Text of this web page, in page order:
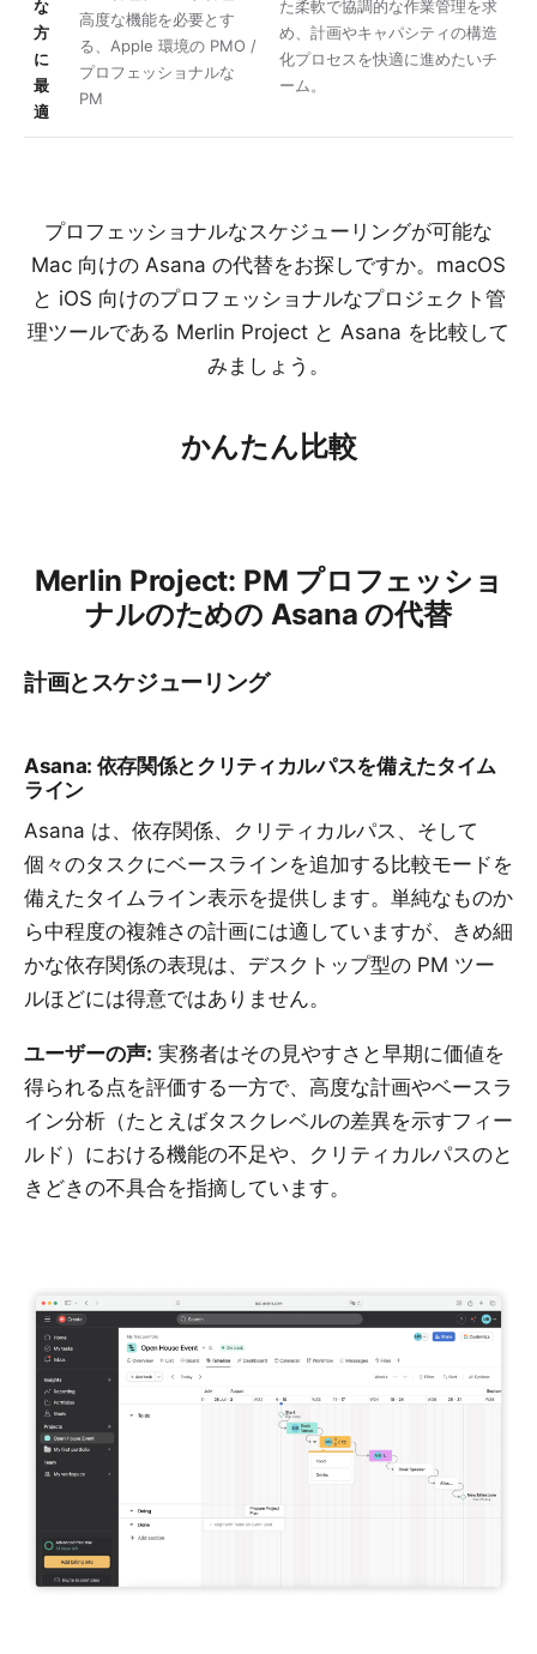
な
方
に
最
適
高度な機能を必要とす
る、Apple 環境の PMO /
プロフェッショナルな
PM
た柔軟で協調的な作業管理を求
め、計画やキャパシティの構造
化プロセスを快適に進めたいチ
ーム。
プロフェッショナルなスケジューリングが可能な
Mac 向けの Asana の代替をお探しですか。macOS
と iOS 向けのプロフェッショナルなプロジェクト管
理ツールである Merlin Project と Asana を比較して
みましょう。
かんたん比較
Merlin Project: PM プロフェッショ
ナルのための Asana の代替
計画とスケジューリング
Asana: 依存関係とクリティカルパスを備えたタイム
ライン
Asana は、依存関係、クリティカルパス、そして
個々のタスクにベースラインを追加する比較モードを
備えたタイムライン表示を提供します。単純なものか
ら中程度の複雑さの計画には適していますが、きめ細
かな依存関係の表現は、デスクトップ型の PM ツー
ルほどには得意ではありません。
ユーザーの声: 実務者はその見やすさと早期に価値を
得られる点を評価する一方で、高度な計画やベースラ
イン分析（たとえばタスクレベルの差異を示すフィー
ルド）における機能の不足や、クリティカルパスのと
きどきの不具合を指摘しています。